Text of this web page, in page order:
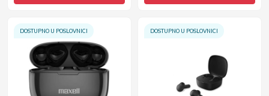
DOSTUPNO U POSLOVNICI DOSTUPNO U POSLOVNICI